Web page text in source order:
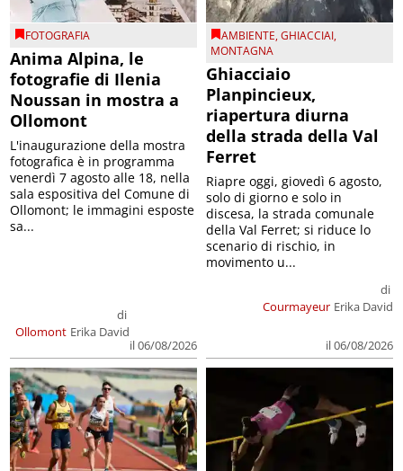
FOTOGRAFIA
Anima Alpina, le
fotografie di Ilenia
Noussan in mostra a
Ollomont
Ollomont
di
Erika David
il 06/08/2026
L'inaugurazione della mostra
fotografica è in programma
venerdì 7 agosto alle 18, nella
sala espositiva del Comune di
Ollomont; le immagini esposte
sa...
AMBIENTE,GHIACCIAI,
MONTAGNA
Ghiacciaio
Planpincieux,
riapertura diurna
della strada della Val
Ferret
Courmayeur
di
Erika David
il 06/08/2026
Riapre oggi, giovedì 6 agosto,
solo di giorno e solo in
discesa, la strada comunale
della Val Ferret; si riduce lo
scenario di rischio, in
movimento u...